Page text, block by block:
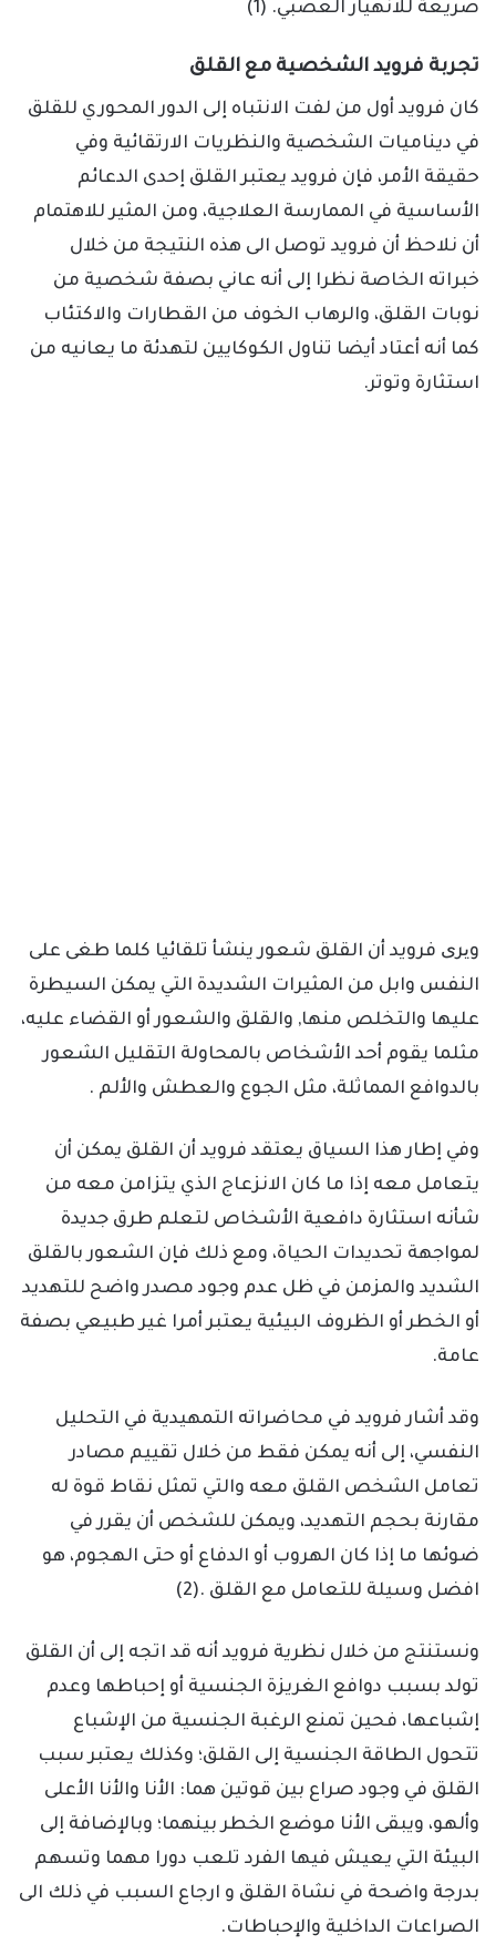
صريعة للانهيار العصبي. (1)
تجربة فرويد الشخصية مع القلق
كان فرويد أول من لفت الانتباه إلى الدور المحوري للقلق
في ديناميات الشخصية والنظريات الارتقائية وفي
حقيقة الأمر، فإن فرويد يعتبر القلق إحدى الدعائم
الأساسية في الممارسة العلاجية، ومن المثير للاهتمام
أن نلاحظ أن فرويد توصل الى هذه النتيجة من خلال
خبراته الخاصة نظرا إلى أنه عاني بصفة شخصية من
نوبات القلق، والرهاب الخوف من القطارات والاكتئاب
كما أنه أعتاد أيضا تناول الكوكايين لتهدئة ما يعانيه من
استثارة وتوتر.
ویری فرويد أن القلق شعور ينشأ تلقائيا كلما طغى على
النفس وابل من المثيرات الشديدة التي يمكن السيطرة
عليها والتخلص منها, والقلق والشعور أو القضاء عليه،
مثلما يقوم أحد الأشخاص بالمحاولة التقليل الشعور
بالدوافع المماثلة، مثل الجوع والعطش والألم .
وفي إطار هذا السياق يعتقد فرويد أن القلق يمكن أن
يتعامل معه إذا ما كان الانزعاج الذي يتزامن معه من
شأنه استثارة دافعية الأشخاص لتعلم طرق جديدة
لمواجهة تحديدات الحياة، ومع ذلك فإن الشعور بالقلق
الشديد والمزمن في ظل عدم وجود مصدر واضح للتهديد
أو الخطر أو الظروف البيئية يعتبر أمرا غير طبيعي بصفة
عامة.
وقد أشار فرويد في محاضراته التمهيدية في التحليل
النفسي، إلى أنه يمكن فقط من خلال تقييم مصادر
تعامل الشخص القلق معه والتي تمثل نقاط قوة له
مقارنة بحجم التهديد، ويمكن للشخص أن يقرر في
ضوئها ما إذا كان الهروب أو الدفاع أو حتى الهجوم، هو
افضل وسيلة للتعامل مع القلق .(2)
ونستنتج من خلال نظرية فرويد أنه قد اتجه إلى أن القلق
تولد بسبب دوافع الغريزة الجنسية أو إحباطها وعدم
إشباعها، فحين تمنع الرغبة الجنسية من الإشباع
تتحول الطاقة الجنسية إلى القلق؛ وكذلك يعتبر سبب
القلق في وجود صراع بين قوتين هما: الأنا والأنا الأعلى
وألهو، ويبقى الأنا موضع الخطر بينهما؛ وبالإضافة إلى
البيئة التي يعيش فيها الفرد تلعب دورا مهما وتسهم
بدرجة واضحة في نشاة القلق و ارجاع السبب في ذلك الى
الصراعات الداخلية والإحباطات.